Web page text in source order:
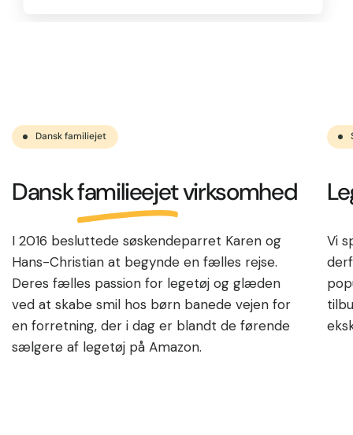
Dansk familiejet
Danskfamilieejetvirksomhed
I 2016 besluttede søskendeparret Karen og
Hans-Christian at begynde en fælles rejse.
Deres fælles passion for legetøj og glæden
ved at skabe smil hos børn banede vejen for
en forretning, der i dag er blandt de førende
sælgere af legetøj på Amazon.
Vi